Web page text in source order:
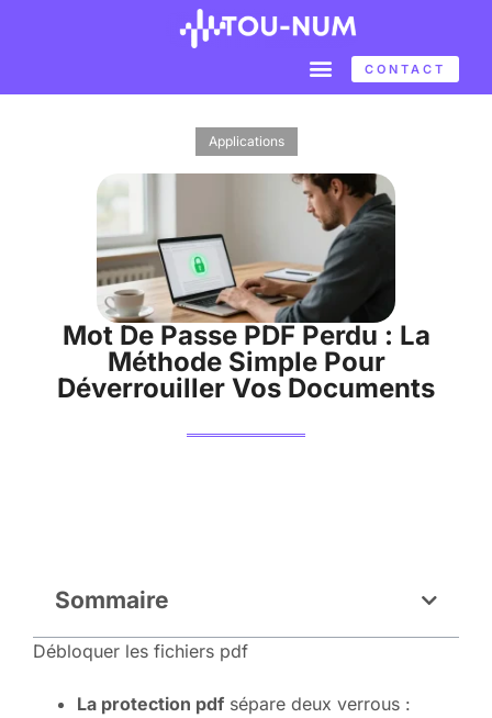
CONTACT
Applications
Mot De Passe PDF Perdu : La
Méthode Simple Pour
Déverrouiller Vos Documents
Sommaire
Débloquer les fichiers pdf
La protection pdf sépare deux verrous :